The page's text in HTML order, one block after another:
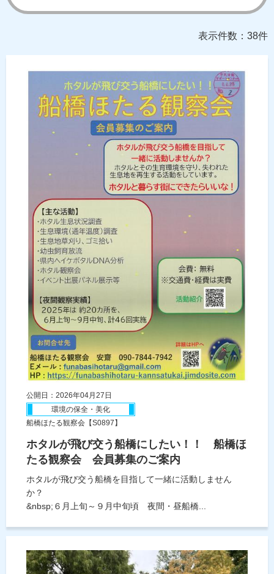
表示件数：38件
公開日：2026年04月27日
環境の保全・美化
船橋ほたる観察会【S0897】
ホタルが飛び交う船橋にしたい！！ 船橋ほ
たる観察会 会員募集のご案内
ホタルが飛び交う船橋を目指して一緒に活動しません
か？
&nbsp;６月上旬～９月中旬頃 夜間・昼船橋...